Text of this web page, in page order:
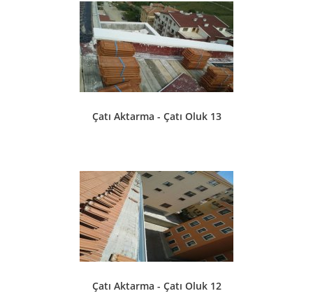
Çatı Aktarma - Çatı Oluk 13
Çatı Aktarma - Çatı Oluk 12